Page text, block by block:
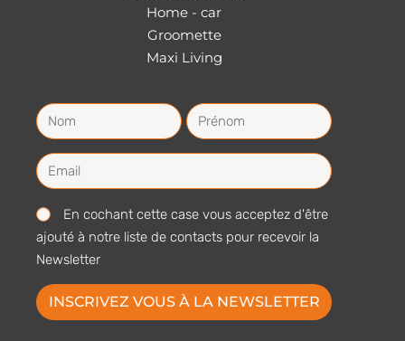
Home - car
Groomette
Maxi Living
En cochant cette case vous acceptez d'être
ajouté à notre liste de contacts pour recevoir la
Newsletter
INSCRIVEZ VOUS À LA NEWSLETTER